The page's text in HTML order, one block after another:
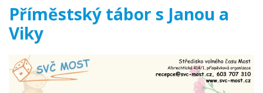
Příměstský tábor s Janou a
Viky